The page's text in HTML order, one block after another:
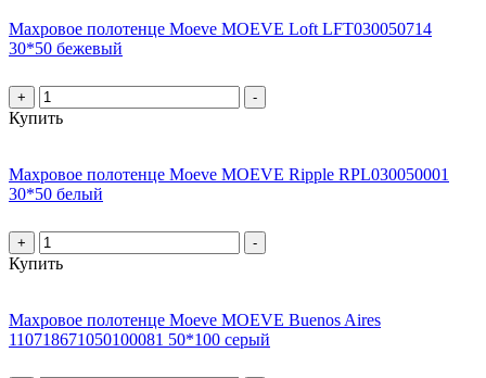
Махровое полотенце Moeve MOEVE Loft LFT030050714
30*50 бежевый
+ -
Купить
Махровое полотенце Moeve MOEVE Ripple RPL030050001
30*50 белый
+ -
Купить
Махровое полотенце Moeve MOEVE Buenos Aires
110718671050100081 50*100 серый